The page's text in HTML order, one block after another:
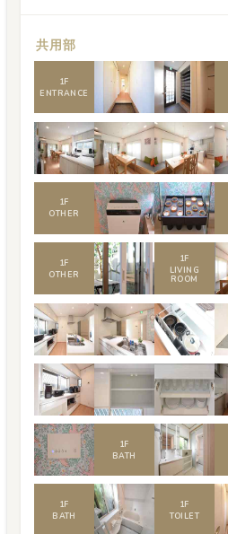
空室状況
共用部
1F
ENTRANCE
1F
OTHER
1F
OTHER
1F
LIVING
ROOM
1F
BATH
1F
BATH
1F
TOILET